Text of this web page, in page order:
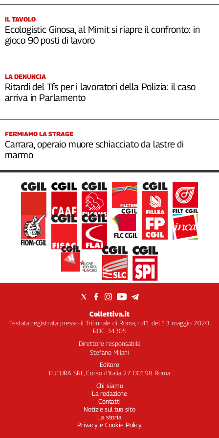
IL TAVOLO
Ecologistic Ginosa, al Mimit si riapre il confronto: in
gioco 90 posti di lavoro
LA DENUNCIA
Ritardi del Tfs per i lavoratori della Polizia: il caso
arriva in Parlamento
FERMIAMO LA STRAGE
Carrara, operaio muore schiacciato da lastre di
marmo
Collettiva.it
Testata registrata presso il Tribunale di Roma, n.41 del 13 maggio 2020.
ROC 34305
Direttore responsabile
Stefano Milani
Editore
FUTURA SRL, Corso d’Italia 27 00198 Roma
Chi siamo
La redazione
Contatti
Notizie sul tuo sito
La storia
Privacy e Cookie Policy